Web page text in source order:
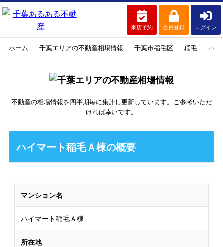
来店予約 会員登録 ログイン
ホーム 千葉エリアの不動産相場情報 千葉市稲毛区 稲毛 ハイ
不動産の相場情報を四半期毎に集計し更新しています。ご参考いただ
ければ幸いです。
ハイマート稲毛Ａ棟の概要
マンション名
ハイマート稲毛Ａ棟
所在地